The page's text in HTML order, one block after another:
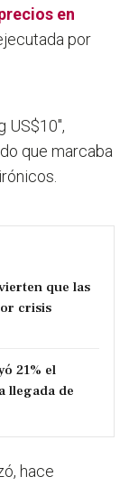
en
por
US$10",
que marcaba
que las
crisis
21% el
llegada de
hace